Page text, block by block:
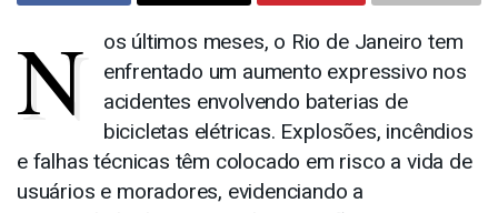
N
os últimos meses, o Rio de Janeiro tem
enfrentado um aumento expressivo nos
acidentes envolvendo baterias de
bicicletas elétricas. Explosões, incêndios
e falhas técnicas têm colocado em risco a vida de
usuários e moradores, evidenciando a